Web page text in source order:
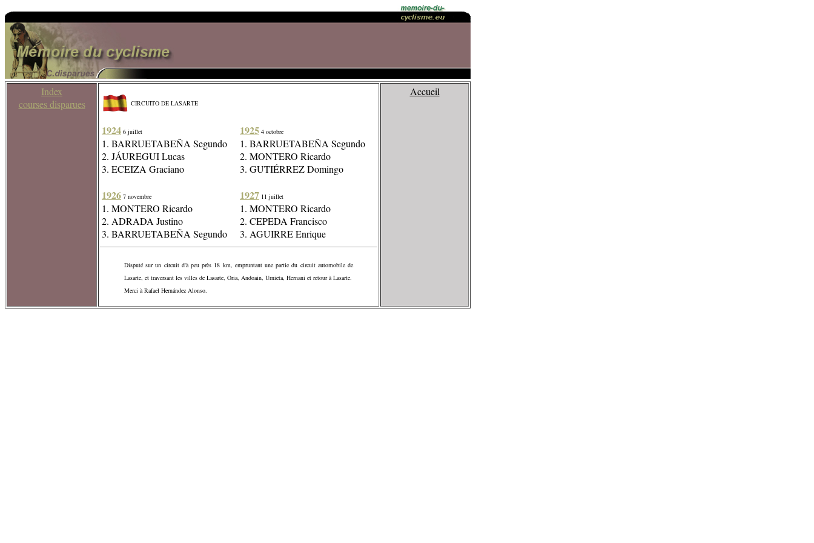
Index
courses disparues
CIRCUITO DE LASARTE
1924 6 juillet
1. BARRUETABEÑA Segundo
2. JÁUREGUI Lucas
3. ECEIZA Graciano
1926 7 novembre
1. MONTERO Ricardo
2. ADRADA Justino
3. BARRUETABEÑA Segundo
1925 4 octobre
1. BARRUETABEÑA Segundo
2. MONTERO Ricardo
3. GUTIÉRREZ Domingo
1927 11 juillet
1. MONTERO Ricardo
2. CEPEDA Francisco
3. AGUIRRE Enrique
Disputé sur un circuit d'à peu près 18 km, empruntant une partie du circuit automobile de
Lasarte, et traversant les villes de Lasarte, Oria, Andoain, Urnieta, Hernani et retour à Lasarte.
Merci à Rafael Hernández Alonso.
Accueil